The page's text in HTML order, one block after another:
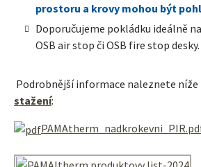
prostoru a krovy mohou být
Doporučujeme pokládku ideálně
OSB air stop či OSB fire stop desky.
Podrobnější informace naleznete níže
stažení: